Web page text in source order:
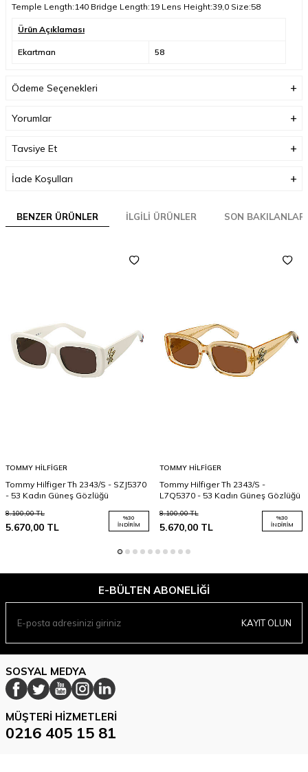
Temple Length:140 Bridge Length:19 Lens Height:39,0 Size:58
Ürün Açıklaması
Ekartman 58
Ödeme Seçenekleri
Yorumlar
Tavsiye Et
İade Koşulları
BENZER ÜRÜNLER İLGILI ÜRÜNLER SON BAKILANLAR
TOMMY HILFIGER
Tommy Hilfiger Th 2343/S - SZJ5370
- 53 Kadın Güneş Gözlüğü
8.100,00TL
5.670,00 TL
%30
İNDIRIM
TOMMY HILFIGER
Tommy Hilfiger Th 2343/S -
L7Q5370 - 53 Kadın Güneş Gözlüğü
8.100,00TL
5.670,00TL
%30
İNDIRIM
E-BÜLTEN ABONELIĞI
KAYIT OLUN
SOSYAL MEDYA
MÜŞTERI HIZMETLERI
0216 405 15 81